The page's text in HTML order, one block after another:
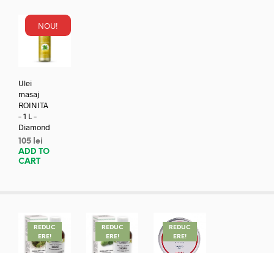
NOU!
Ulei
masaj
ROINITA
– 1 L –
Diamond
105 lei
ADD TO
CART
REDUC
ERE!
REDUC
ERE!
REDUC
ERE!